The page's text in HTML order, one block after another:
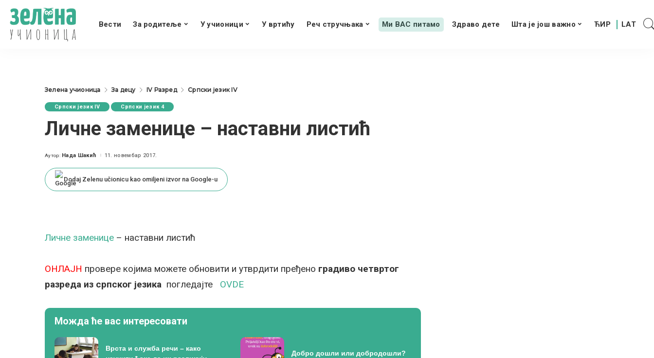
Вести За родитеље У учионици У вртићу Реч стручњака Ми ВАС питамо Здраво дете Шта је још важно
Зелена учионица За децу IV Разред Српски језик IV
Српски језик IV Српски језик 4
Личне заменице – наставни листић
Posted
Аутор: Нада Шакић 11. новембар 2017.
Dodaj Zelenu učionicu kao omiljeni izvor na Google-u
Личне заменице – наставни листић
ОНЛАЈН провере којима можете обновити и утврдити пређено градиво четвртог
разреда из српског језика погледајте OVDE
Можда ће вас интересовати
Врста и служба речи – како
Добро дошли или добродошли?